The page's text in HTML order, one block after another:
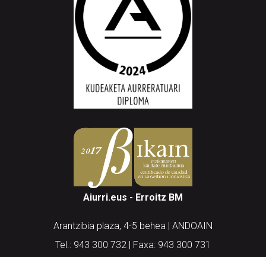
Aiurri.eus - Erroitz BM
Arantzibia plaza, 4-5 behea | ANDOAIN
Tel.: 943 300 732 | Faxa: 943 300 731